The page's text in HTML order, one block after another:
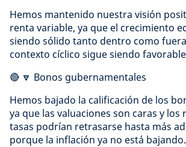
Hemos mantenido nuestra visión
renta variable, ya que el crecimiento
siendo sólido tanto dentro como fuera
contexto cíclico sigue siendo
🔴 🔽 Bonos gubernamentales
Hemos bajado la calificación de los
ya que las valuaciones son caras y los
tasas podrían retrasarse hasta más
porque la inflación ya no está bajando.